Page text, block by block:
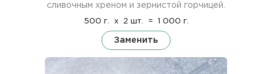
сливочным хреном и зернистой горчицей.
500 г. x 2 шт. = 1 000 г.
Заменить